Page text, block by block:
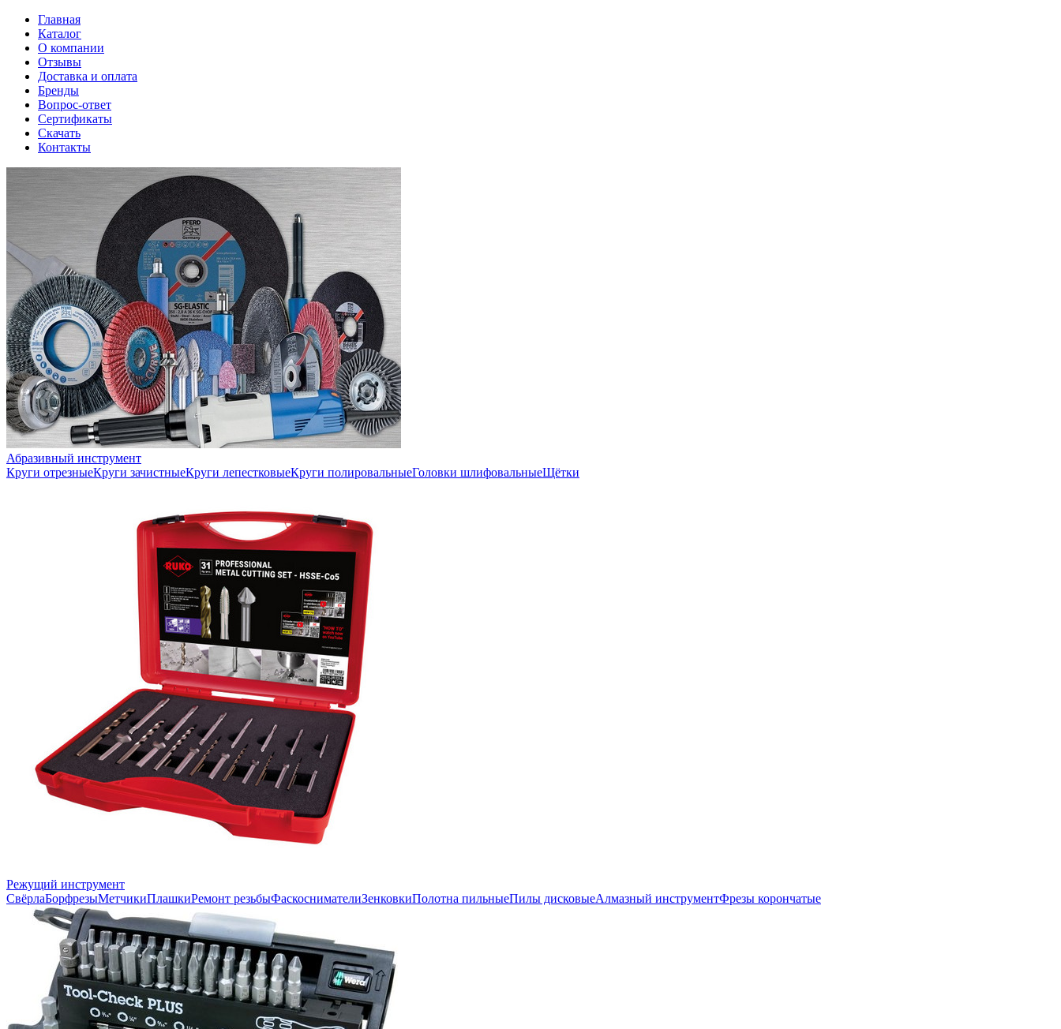
Главная
Каталог
О компании
Отзывы
Доставка и оплата
Бренды
Вопрос-ответ
Сертификаты
Скачать
Контакты
Абразивный инструмент
Круги отрезныеКруги зачистныеКруги лепестковыеКруги полировальныеГоловки шлифовальныеЩётки
Режущий инструмент
СвёрлаБорфрезыМетчикиПлашкиРемонт резьбыФаскоснимателиЗенковкиПолотна пильныеПилы дисковыеАлмазный инструментФрезы корончатые